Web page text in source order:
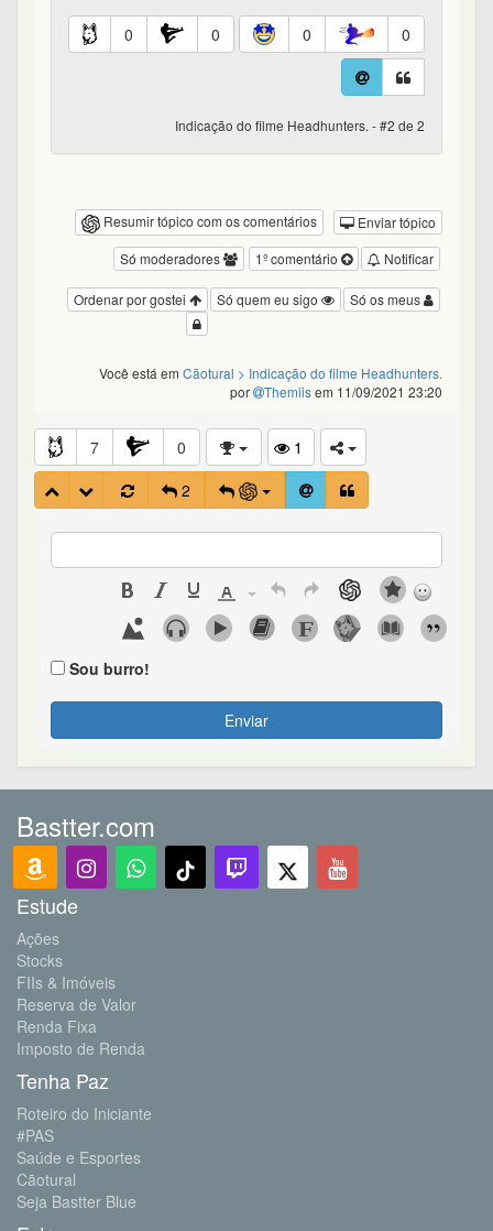
0 0 0 0
Indicação do filme Headhunters. - #2 de 2
Resumir tópico com os comentários
Enviar tópico
Notificar
1º comentário
Só moderadores
Só os meus
Só quem eu sigo
Ordenar por gostei
Você está em Cãotural > Indicação do filme Headhunters.
por
Themiisem 11/09/2021 23:20
7 0
1
2
Sou burro!
Enviar
Bastter.com
Estude
Ações
Stocks
FIIs & Imóveis
Reserva de Valor
Renda Fixa
Imposto de Renda
Tenha Paz
Roteiro do Iniciante
#PAS
Saúde e Esportes
Cãotural
Seja Bastter Blue